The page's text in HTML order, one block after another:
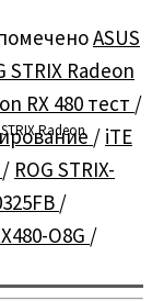
Radeon
ASUS
STRIX Radeon
RX 480 тест /
/ iTE
/ ROG STRIX-
/
O8G /